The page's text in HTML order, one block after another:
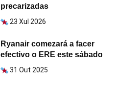
precarizadas
23 Xul 2026
Ryanair comezará a facer
efectivo o ERE este sábado
31 Out 2025